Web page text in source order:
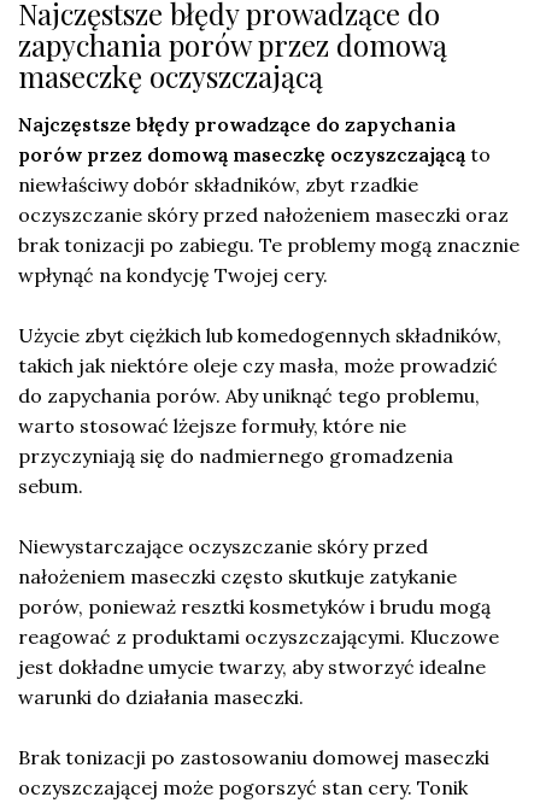
Najczęstsze błędy prowadzące do
zapychania porów przez domową
maseczkę oczyszczającą
Najczęstsze błędy prowadzące do zapychania
porów przez domową maseczkę oczyszczającą to
niewłaściwy dobór składników, zbyt rzadkie
oczyszczanie skóry przed nałożeniem maseczki oraz
brak tonizacji po zabiegu. Te problemy mogą znacznie
wpłynąć na kondycję Twojej cery.
Użycie zbyt ciężkich lub komedogennych składników,
takich jak niektóre oleje czy masła, może prowadzić
do zapychania porów. Aby uniknąć tego problemu,
warto stosować lżejsze formuły, które nie
przyczyniają się do nadmiernego gromadzenia
sebum.
Niewystarczające oczyszczanie skóry przed
nałożeniem maseczki często skutkuje zatykanie
porów, ponieważ resztki kosmetyków i brudu mogą
reagować z produktami oczyszczającymi. Kluczowe
jest dokładne umycie twarzy, aby stworzyć idealne
warunki do działania maseczki.
Brak tonizacji po zastosowaniu domowej maseczki
oczyszczającej może pogorszyć stan cery. Tonik